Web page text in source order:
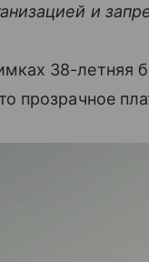
и
38-летняя
прозрачное